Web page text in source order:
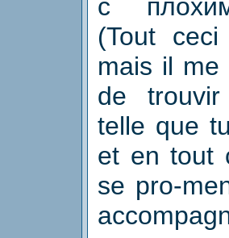
с
(Tout
mais il me
de
telle que
et en tout
se pro-